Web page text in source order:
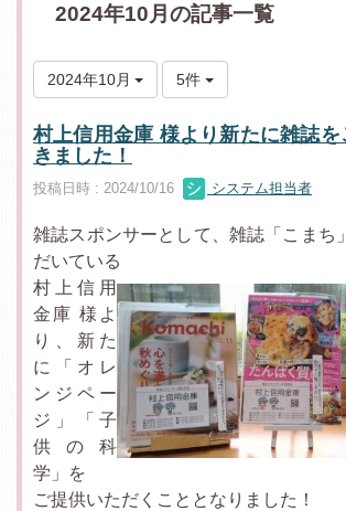
2024年10月の記事一覧
2024年10月 5件
村上信用金庫 様より新たに雑誌
きました！
投稿日時 : 2024/10/16 システム担当者
雑誌スポンサーとして、雑誌「こまち
だいている
村上信用
金庫 様よ
り、新た
に「オレ
ンジペー
ジ」「子
供の科
学」を
ご提供いただくこととなりました！